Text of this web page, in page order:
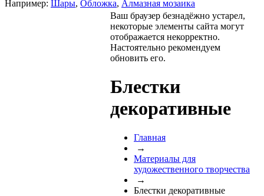
Например: Шары, Обложка, Алмазная мозаика
Ваш браузер безнадёжно устарел,
некоторые элементы сайта могут
отображается некорректно.
Настоятельно рекомендуем
обновить его.
Блестки
декоративные
Главная
→
Материалы для
художественного творчества
→
Блестки декоративные